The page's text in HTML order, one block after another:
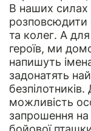
В наших силах
розповсюдити
та колег. А для
героїв, ми
напишуть
задонатять
можливість
запрошення